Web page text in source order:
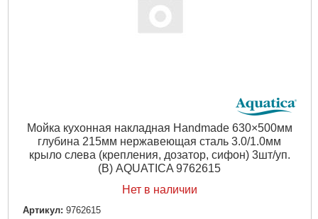
Мойка кухонная накладная Handmade 630×500мм
глубина 215мм нержавеющая сталь 3.0/1.0мм
крыло слева (крепления, дозатор, сифон) 3шт/уп.
(B) AQUATICA 9762615
Нет в наличии
Артикул: 9762615